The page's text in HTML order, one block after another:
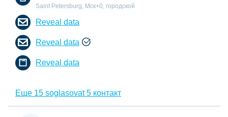
Saint Petersburg, Мск+0, городской
Reveal data
Reveal data
Reveal data
Еще 15 soglasovat 5 контакт